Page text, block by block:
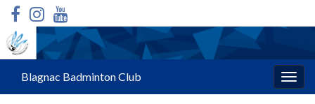
Blagnac Badminton Club